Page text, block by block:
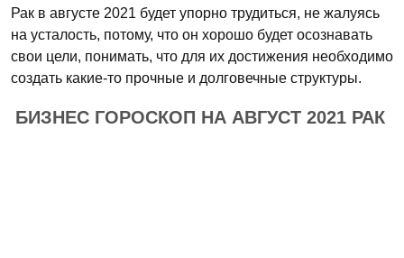
Рак в августе 2021 будет упорно трудиться, не жалуясь
на усталость, потому, что он хорошо будет осознавать
свои цели, понимать, что для их достижения необходимо
создать какие-то прочные и долговечные структуры.
БИЗНЕС ГОРОСКОП НА АВГУСТ 2021 РАК